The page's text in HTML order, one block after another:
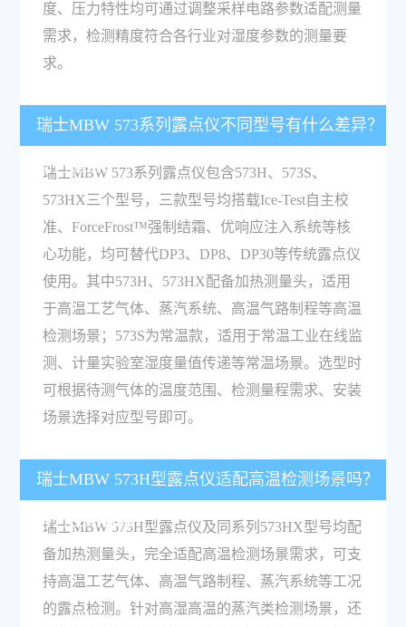
度、压力特性均可通过调整采样电路参数适配测量
需求，检测精度符合各行业对湿度参数的测量要
求。
瑞士MBW 573系列露点仪不同型号有什么差异？
如何选型？
瑞士MBW 573系列露点仪包含573H、573S、
573HX三个型号，三款型号均搭载Ice-Test自主校
准、ForceFrost™强制结霜、优响应注入系统等核
心功能，均可替代DP3、DP8、DP30等传统露点仪
使用。其中573H、573HX配备加热测量头，适用
于高温工艺气体、蒸汽系统、高温气路制程等高温
检测场景；573S为常温款，适用于常温工业在线监
测、计量实验室湿度量值传递等常温场景。选型时
可根据待测气体的温度范围、检测量程需求、安装
场景选择对应型号即可。
瑞士MBW 573H型露点仪适配高温检测场景吗？
有对应配置吗？
瑞士MBW 573H型露点仪及同系列573HX型号均配
备加热测量头，完全适配高温检测场景需求，可支
持高温工艺气体、高温气路制程、蒸汽系统等工况
的露点检测。针对高湿高温的蒸汽类检测场景，还